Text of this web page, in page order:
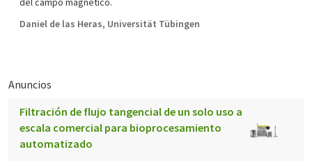
Daniel de las Heras, Universität Tübingen
Anuncios
Filtración de flujo tangencial de un solo uso a
escala comercial para bioprocesamiento
automatizado